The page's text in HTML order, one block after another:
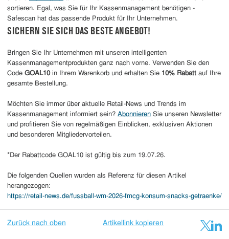
sortieren. Egal, was Sie für Ihr Kassenmanagement benötigen -
Safescan hat das passende Produkt für Ihr Unternehmen.
SICHERN SIE SICH DAS BESTE ANGEBOT!
Bringen Sie Ihr Unternehmen mit unseren intelligenten
Kassenmanagementprodukten ganz nach vorne. Verwenden Sie den
Code GOAL10in Ihrem Warenkorb und erhalten Sie 10% Rabatt auf Ihre
gesamte Bestellung.
Möchten Sie immer über aktuelle Retail-News und Trends im
Kassenmanagement informiert sein? Abonnieren Sie unseren Newsletter
und profitieren Sie von regelmäßigen Einblicken, exklusiven Aktionen
und besonderen Mitgliedervorteilen.
*Der Rabattcode GOAL10 ist gültig bis zum 19.07.26.
Die folgenden Quellen wurden als Referenz für diesen Artikel
herangezogen:
https://retail-news.de/fussball-wm-2026-fmcg-konsum-snacks-getraenke/
Zurück nach oben Artikellink kopieren